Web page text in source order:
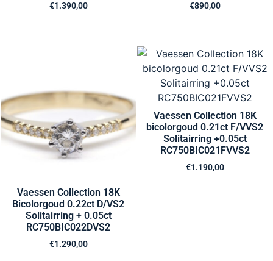
€1.390,00 €890,00
Vaessen Collection 18K
Bicolorgoud 0.22ct D/VS2
Solitairring + 0.05ct
RC750BIC022DVS2
€1.290,00
Vaessen Collection 18K
bicolorgoud 0.21ct F/VVS2
Solitairring +0.05ct
RC750BIC021FVVS2
€1.190,00